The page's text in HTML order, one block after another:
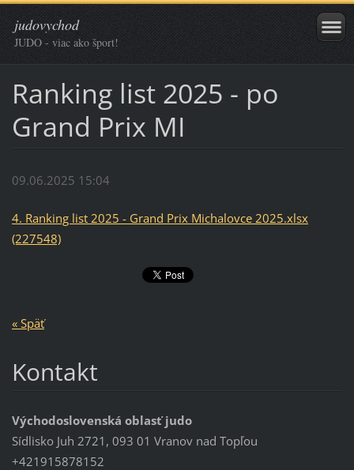
judovychod
JUDO - viac ako šport!
Ranking list 2025 - po
Grand Prix MI
09.06.2025 15:04
4. Ranking list 2025 - Grand Prix Michalovce 2025.xlsx
(227548)
« Späť
Kontakt
Východoslovenská oblasť judo
Sídlisko Juh 2721, 093 01 Vranov nad Topľou
+421915878152